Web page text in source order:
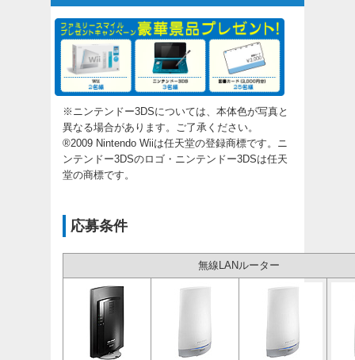
※ニンテンドー3DSについては、本体色が写真と
異なる場合があります。ご了承ください。
®2009 Nintendo Wiiは任天堂の登録商標です。ニ
ンテンドー3DSのロゴ・ニンテンドー3DSは任天
堂の商標です。
応募条件
無線LANルーター